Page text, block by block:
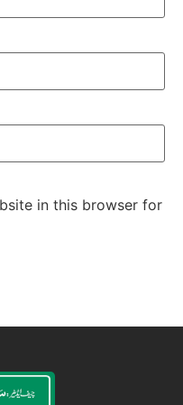
in this browser for